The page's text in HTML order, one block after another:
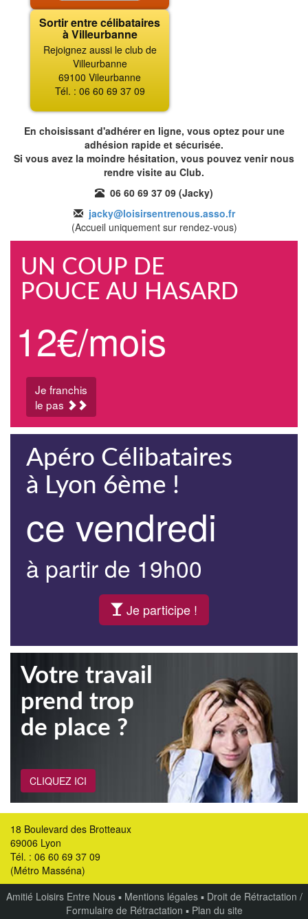
Sortir entre célibataires
à Villeurbanne
Rejoignez aussi le club de
Villeurbanne
69100 Vileurbanne
Tél. : 06 60 69 37 09
En choisissant d'adhérer en ligne, vous optez pour une
adhésion rapide et sécurisée.
Si vous avez la moindre hésitation, vous pouvez venir nous
rendre visite au Club.
06 60 69 37 09 (Jacky)
jacky@loisirsentrenous.asso.fr
(Accueil uniquement sur rendez-vous)
UN COUP DE
POUCE AU HASARD
12€/mois
Je franchis
le pas
Apéro Célibataires
à Lyon 6ème !
ce vendredi
à partir de 19h00
Je participe !
Votre travail
prend trop
de place ?
CLIQUEZ ICI
18 Boulevard des Brotteaux
69006 Lyon
Tél. : 06 60 69 37 09
(Métro Masséna)
Amitié Loisirs Entre Nous▪ Mentions légales▪ Droit de Rétractation /
Formulaire de Rétractation ▪ Plan du site